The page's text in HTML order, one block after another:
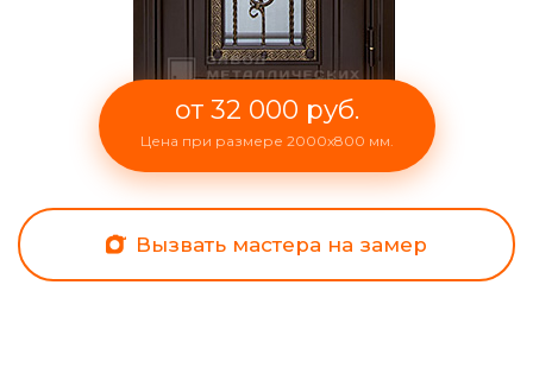
от 32 000 руб.
Цена при размере 2000x800 мм.
Вызвать мастера на замер